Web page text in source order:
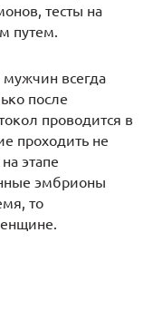
тесты на
путем.
всегда
после
проводится в
проходить не
этапе
эмбрионы
то